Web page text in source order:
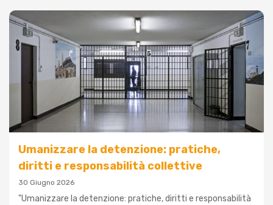
Umanizzare la detenzione: pratiche,
diritti e responsabilità collettive
30 Giugno 2026
"Umanizzare la detenzione: pratiche, diritti e responsabilità